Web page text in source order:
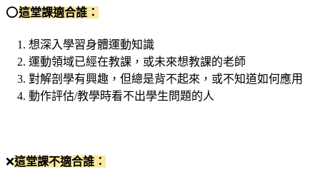
⭕️這堂課適合誰：
想深入學習身體運動知識
運動領域已經在教課，或未來想教課的老師
對解剖學有興趣，但總是背不起來，或不知道如何應用
動作評估/教學時看不出學生問題的人
❌這堂課不適合誰：